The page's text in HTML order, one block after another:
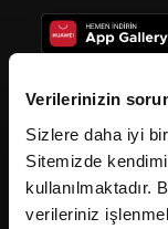
Verilerinizin
Sizlere daha iyi
Sitemizde
kullanılmaktadır.
verileriniz
2026Fikriyat.